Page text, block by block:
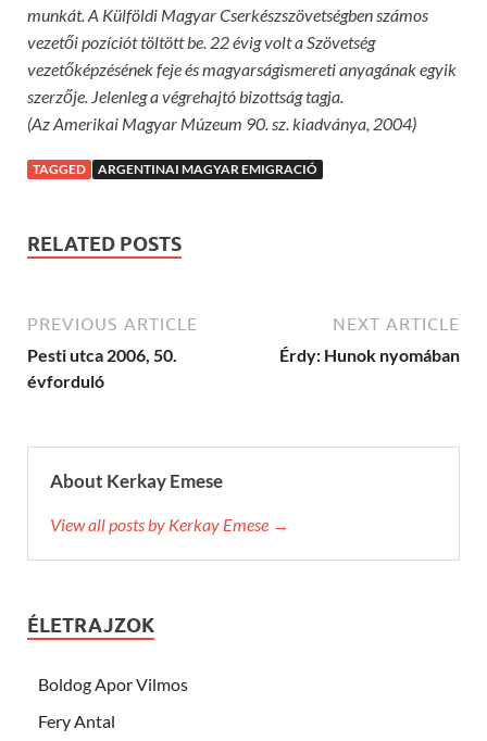
munkát. A Külföldi Magyar Cserkészszövetségben számos
vezetői pozíciót töltött be. 22 évig volt a Szövetség
vezetőképzésének feje és magyarságismereti anyagának egyik
szerzője. Jelenleg a végrehajtó bizottság tagja.
(Az Amerikai Magyar Múzeum 90. sz. kiadványa, 2004)
TAGGED ARGENTINAI MAGYAR EMIGRACIÓ
RELATED POSTS
PREVIOUS ARTICLE
Pesti utca 2006, 50.
évforduló
NEXT ARTICLE
Érdy: Hunok nyomában
About Kerkay Emese
View all posts by Kerkay Emese →
ÉLETRAJZOK
Boldog Apor Vilmos
Fery Antal